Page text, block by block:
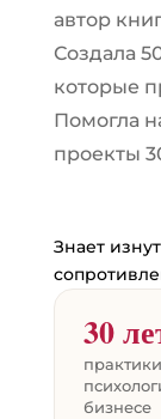
автор
Создала
которые
Помогла
проекты
Знает
30
бизнесе